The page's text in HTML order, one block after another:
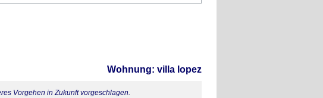
Wohnung: villa lopez
Vorgehen in Zukunft vorgeschlagen.